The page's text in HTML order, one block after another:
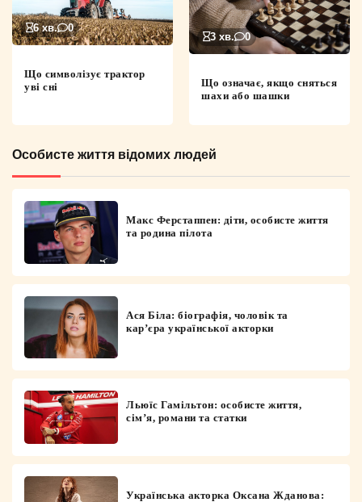
6 хв. 0
Що символізує трактор
уві сні
3 хв. 0
Що означає, якщо сняться
шахи або шашки
Особисте життя відомих людей
Макс Ферстаппен: діти, особисте життя
та родина пілота
Ася Біла: біографія, чоловік та
кар’єра української акторки
Льюїс Гамільтон: особисте життя,
сім’я, романи та статки
Українська акторка Оксана Жданова: